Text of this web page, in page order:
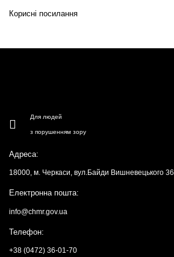
Корисні посилання
Для людей
з порушенням зору
Адреса:
18000, м. Черкаси, вул.Байди Вишневецького 36
Електронна пошта:
info@chmr.gov.ua
Телефон:
+38 (0472) 36-01-70